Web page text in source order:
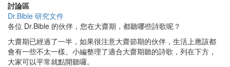
討論區
Dr.Bible 研究文件
各位 Dr.Bible 的伙伴，您在大齋期，都聽哪些詩歌呢？
大齋期已經過了一半，如果很注意大齋節期的伙伴，生活上應該都
會有一些不太一樣。小編整理了適合大齋期聽的詩歌，列在下方，
大家可以平常就點開聽囉。